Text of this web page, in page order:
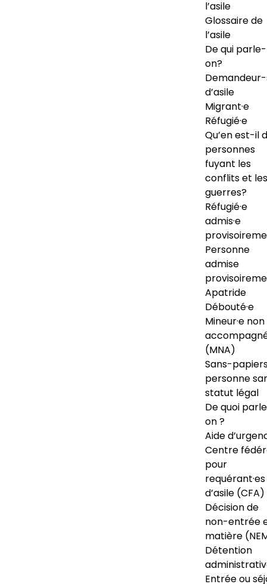
l’asile
Glossaire de
l’asile
De qui
on?
d’asile
Migrant·e
Réfugié·e
Qu’en est-il
personnes
fuyant les
conflits et les
guerres?
Réfugié·e
admis·e
Personne
admise
Apatride
Débouté·e
Mineur·e non
(MNA)
Sans-
personne
statut légal
De quoi
on ?
Aide
Centre
pour
requérant·es
d’asile (CFA)
Décision de
non-entrée
matière
Détention
Entrée ou